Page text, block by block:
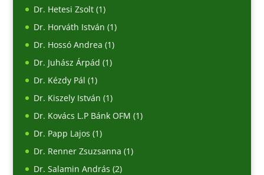
Dr. Hetesi Zsolt(1)
Dr. Horváth István (1)
Dr. Hossó Andrea (1)
Dr. Juhász Árpád (1)
Dr. Kézdy Pál (1)
Dr. Kiszely István (1)
Dr. Kovács L.P Bánk OFM (1)
Dr. Papp Lajos (1)
Dr. Renner Zsuzsanna (1)
Dr. Salamin András (2)